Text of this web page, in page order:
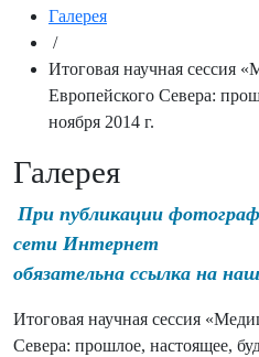
Галерея
/
Итоговая научная сессия
Европейского Севера:
ноября 2014 г.
Галерея
При публикации
сети Интернет
обязательна ссылка на
Итоговая научная сессия
Севера: прошлое, настоящее,